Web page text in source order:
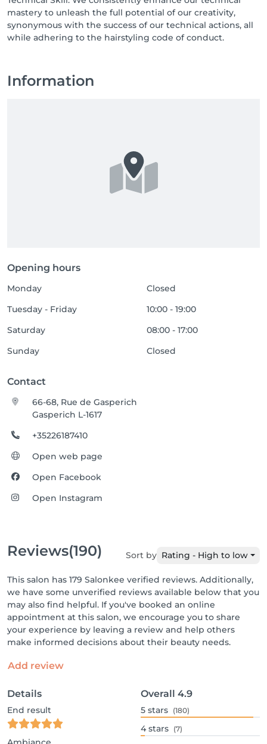
mastery to unleash the full potential of our creativity,
synonymous with the success of our technical actions, all
while adhering to the hairstyling code of conduct.
Information
Opening hours
Monday
Closed
Tuesday - Friday
10:00 - 19:00
Saturday
08:00 - 17:00
Sunday
Closed
Contact
66-68, Rue de Gasperich
Gasperich L-1617
+35226187410
Open web page
Open Facebook
Open Instagram
Reviews(190) Sort by Rating - High to low
This salon has 179 Salonkee verified reviews. Additionally,
we have some unverified reviews available below that you
may also find helpful. If you've booked an online
appointment at this salon, we encourage you to share
your experience by leaving a review and help others
make informed decisions about their beauty needs.
Add review
Details
End result
Overall 4.9
5 stars (180)
4 stars (7)